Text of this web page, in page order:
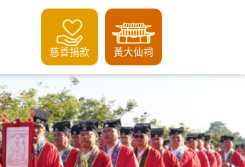
慈善捐款 黃大仙祠